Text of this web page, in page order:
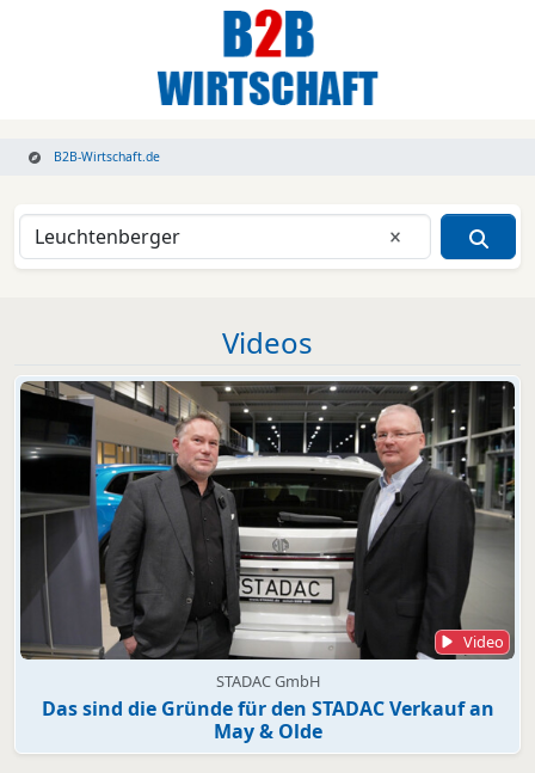
B2B-Wirtschaft.de
Eingabe
Videos
Video
STADAC GmbH
Das sind die Gründe für den STADAC Verkauf an
May & Olde